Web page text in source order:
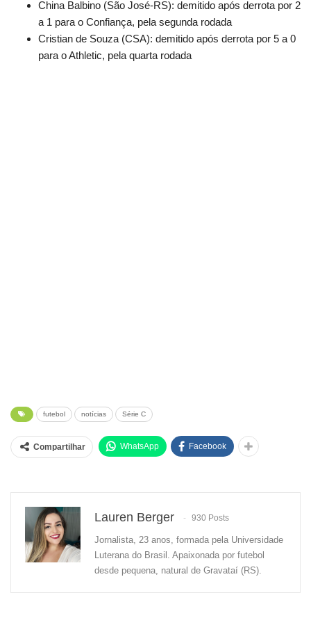
China Balbino (São José-RS): demitido após derrota por 2
a 1 para o Confiança, pela segunda rodada
Cristian de Souza (CSA): demitido após derrota por 5 a 0
para o Athletic, pela quarta rodada
futebol notícias Série C
Compartilhar WhatsApp Facebook
Lauren Berger 930 Posts
Jornalista, 23 anos, formada pela Universidade
Luterana do Brasil. Apaixonada por futebol
desde pequena, natural de Gravataí (RS).